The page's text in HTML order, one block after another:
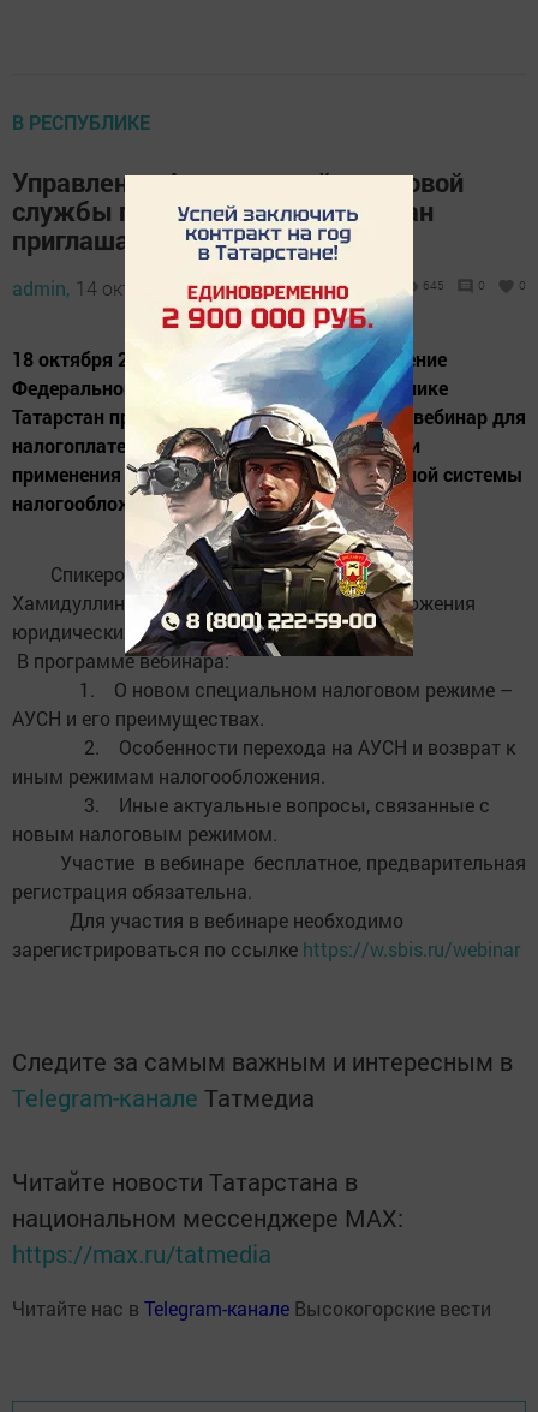
В РЕСПУБЛИКЕ
Управление Федеральной налоговой
службы по Республике Татарстан
приглашает на вебинар по АУСН
admin, 14 октября 2022 - 11:37 645 0 0
18 октября 2022 года в 10.00 часов Управление
Федеральной налоговой службы по Республике
Татарстан проведет очередной бесплатный вебинар для
налогоплательщиков по теме: «Особенности
применения автоматизированной упрощенной системы
налогообложения».
Спикером вебинара выступит Эльмира
Хамидуллина, начальник отдела налогообложения
юридических лиц.
В программе вебинара:
1. О новом специальном налоговом режиме –
АУСН и его преимуществах.
2. Особенности перехода на АУСН и возврат к
иным режимам налогообложения.
3. Иные актуальные вопросы, связанные с
новым налоговым режимом.
Участие в вебинаре бесплатное, предварительная
регистрация обязательна.
Для участия в вебинаре необходимо
зарегистрироваться по ссылке https://w.sbis.ru/webinar
Следите за самым важным и интересным в
Telegram-канале Татмедиа
Читайте новости Татарстана в
национальном мессенджере MАХ:
https://max.ru/tatmedia
Читайте нас в Telegram-канале Высокогорские вести